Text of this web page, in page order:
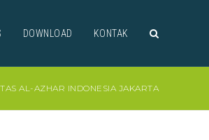
DOWNLOAD KONTAK
AL-AZHAR INDONESIA JAKARTA